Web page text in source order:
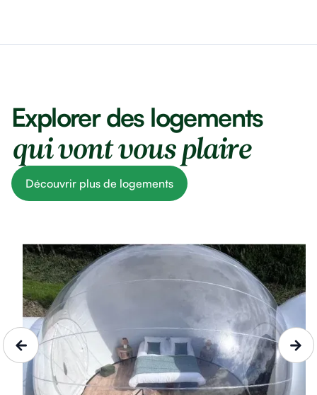
Explorer des logements
qui vont vous plaire
Découvrir plus de logements